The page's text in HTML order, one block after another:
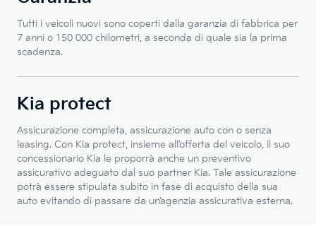
Tutti i veicoli nuovi sono coperti dalla garanzia di fabbrica per
7 anni o 150 000 chilometri, a seconda di quale sia la prima
scadenza.
Kia protect
Assicurazione completa, assicurazione auto con o senza
leasing. Con Kia protect, insieme all’offerta del veicolo, il suo
concessionario Kia le proporrà anche un preventivo
assicurativo adeguato dal suo partner Kia. Tale assicurazione
potrà essere stipulata subito in fase di acquisto della sua
auto evitando di passare da un’agenzia assicurativa esterna.